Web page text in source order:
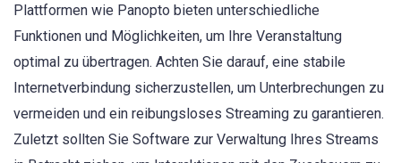
Plattformen wie Panopto bieten unterschiedliche
Funktionen und Möglichkeiten, um Ihre Veranstaltung
optimal zu übertragen. Achten Sie darauf, eine stabile
Internetverbindung sicherzustellen, um Unterbrechungen zu
vermeiden und ein reibungsloses Streaming zu garantieren.
Zuletzt sollten Sie Software zur Verwaltung Ihres Streams